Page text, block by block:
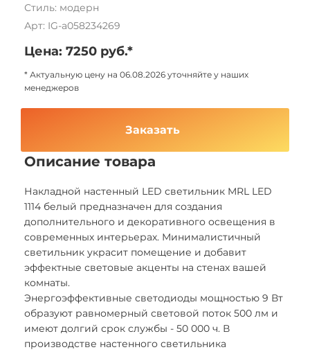
Стиль: модерн
Арт: IG-a058234269
Цена: 7250 руб.*
* Актуальную цену на 06.08.2026 уточняйте у наших
менеджеров
Заказать
Описание товара
Накладной настенный LED светильник MRL LED
1114 белый предназначен для создания
дополнительного и декоративного освещения в
современных интерьерах. Минималистичный
светильник украсит помещение и добавит
эффектные световые акценты на стенах вашей
комнаты.
Энергоэффективные светодиоды мощностью 9 Вт
образуют равномерный световой поток 500 лм и
имеют долгий срок службы - 50 000 ч. В
производстве настенного светильника